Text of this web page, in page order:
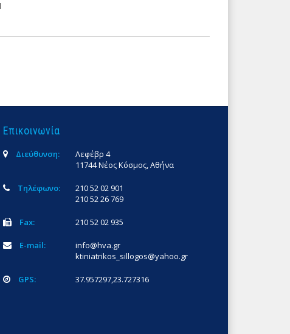
Επικοινωνία
Διεύθυνση:
Λεφέβρ 4
11744 Νέος Κόσμος, Αθήνα
Τηλέφωνο:
210 52 02 901
210 52 26 769
Fax: 210 52 02 935
E-mail:
info@hva.gr
ktiniatrikos_sillogos@yahoo.gr
GPS: 37.957297,23.727316